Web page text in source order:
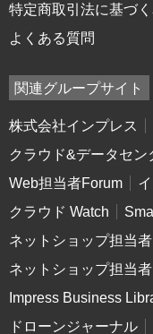
特定商取引法に基づ
よくある質問
関連グループサイト
株式会社インプレス
クラウド&データセン
Web担当者Forum
クラウド Watch
ネットショップ担当
ネットショップ担当
Impress Business
ドローンジャーナル